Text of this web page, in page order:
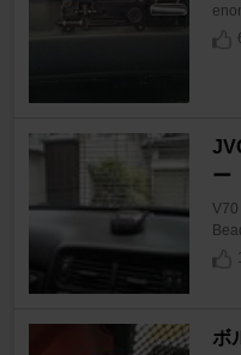
ー
V70
ボ